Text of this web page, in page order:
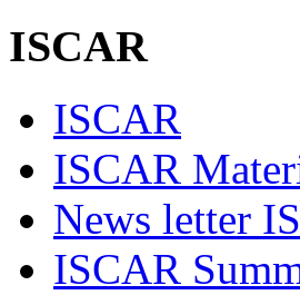
ISCAR
ISCAR
ISCAR
News letter
ISCAR